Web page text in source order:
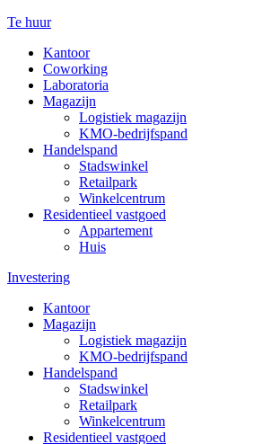
Te huur
Kantoor
Coworking
Laboratoria
Magazijn
Logistiek magazijn
KMO-bedrijfspand
Handelspand
Stadswinkel
Retailpark
Winkelcentrum
Residentieel vastgoed
Appartement
Huis
Investering
Kantoor
Magazijn
Logistiek magazijn
KMO-bedrijfspand
Handelspand
Stadswinkel
Retailpark
Winkelcentrum
Residentieel vastgoed